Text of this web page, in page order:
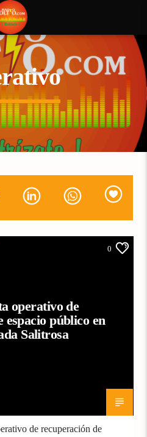
0
operativo de
espacio público en
Salitrosa
de recuperación de